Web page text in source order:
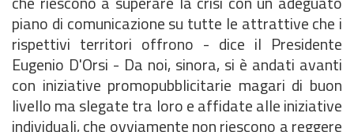
piano di comunicazione su tutte le attrattive che i
rispettivi territori offrono - dice il Presidente
Eugenio D'Orsi - Da noi, sinora, si è andati avanti
con iniziative promopubblicitarie magari di buon
livello ma slegate tra loro e affidate alle iniziative
individuali, che ovviamente non riescono a reggere